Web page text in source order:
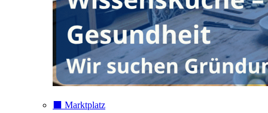
⬛️ Marktplatz